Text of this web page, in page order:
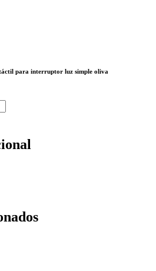
para interruptor luz simple oliva